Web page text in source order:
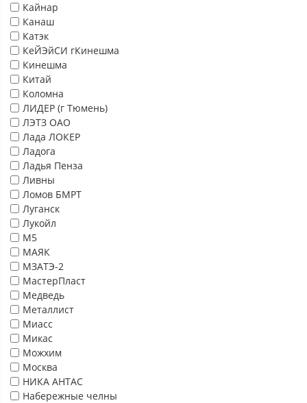
Кайнар
Канаш
Катэк
КеЙЭйСИ гКинешма
Кинешма
Китай
Коломна
ЛИДЕР (г Тюмень)
ЛЭТЗ ОАО
Лада ЛОКЕР
Ладога
Ладья Пенза
Ливны
Ломов БМРТ
Луганск
Лукойл
М5
МАЯК
МЗАТЭ-2
МастерПласт
Медведь
Металлист
Миасс
Микас
Можхим
Москва
НИКА АНТАС
Набережные челны